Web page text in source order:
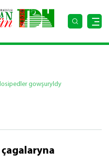
gowşuryldy